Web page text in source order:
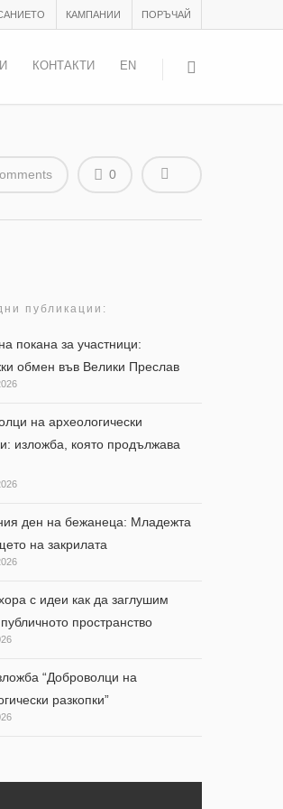
КАМПАНИИ ПОРЪЧАЙ
КОНТАКТИ EN
0
публикации:
покана за участници:
обмен във Велики Преслав
на археологически
изложба, която продължава
ден на бежанеца: Младежта
на закрилата
с идеи как да заглушим
пространство
“Доброволци на
разкопки”